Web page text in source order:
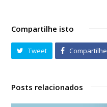
Compartilhe isto
Tweet Compartilhe
Posts relacionados